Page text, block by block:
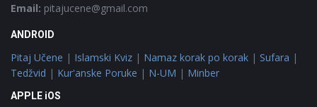
Email: pitajucene@gmail.com
ANDROID
Pitaj Učene | Islamski Kviz | Namaz korak po korak | Sufara |
Tedžvid | Kur'anske Poruke | N-UM | Minber
APPLE iOS